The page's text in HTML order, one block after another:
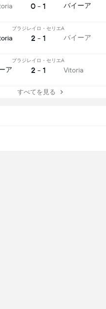
0 - 1 バイーア
ブラジレイロ・セリエA
2 - 1 バイーア
ア
ブラジレイロ・セリエA
2 - 1 Vitoria
すべてを見る